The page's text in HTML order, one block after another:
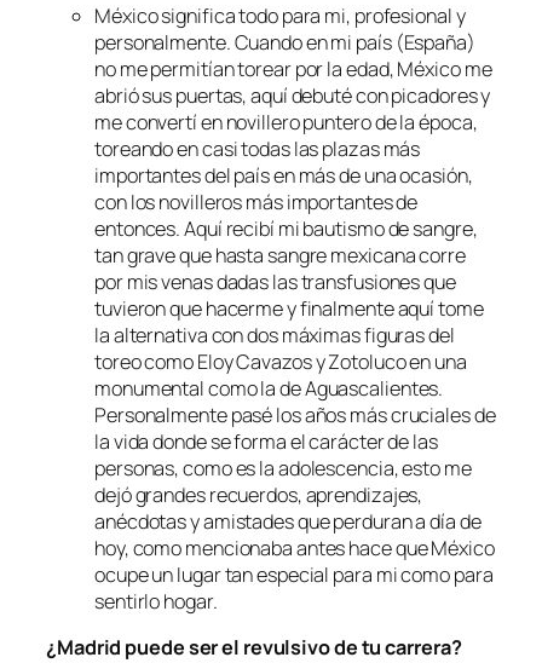
México significa todo para mi, profesional y
personalmente. Cuando en mi país (España)
no me permitían torear por la edad, México me
abrió sus puertas, aquí debuté con picadores y
me convertí en novillero puntero de la época,
toreando en casi todas las plazas más
importantes del país en más de una ocasión,
con los novilleros más importantes de
entonces. Aquí recibí mi bautismo de sangre,
tan grave que hasta sangre mexicana corre
por mis venas dadas las transfusiones que
tuvieron que hacerme y finalmente aquí tome
la alternativa con dos máximas figuras del
toreo como Eloy Cavazos y Zotoluco en una
monumental como la de Aguascalientes.
Personalmente pasé los años más cruciales de
la vida donde se forma el carácter de las
personas, como es la adolescencia, esto me
dejó grandes recuerdos, aprendizajes,
anécdotas y amistades que perduran a día de
hoy, como mencionaba antes hace que México
ocupe un lugar tan especial para mi como para
sentirlo hogar.
¿Madrid puede ser el revulsivo de tu carrera?